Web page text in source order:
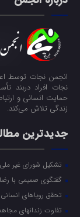
انجمن نجات توسط
نجات افراد دربند
حمایت انسانی و
زندگی تلاش می‌کند.
جدیدترین
تشکیل شورای غیر
گفتگوی صمیمی با
تحقق رویاهای
تفاوت زندانهای